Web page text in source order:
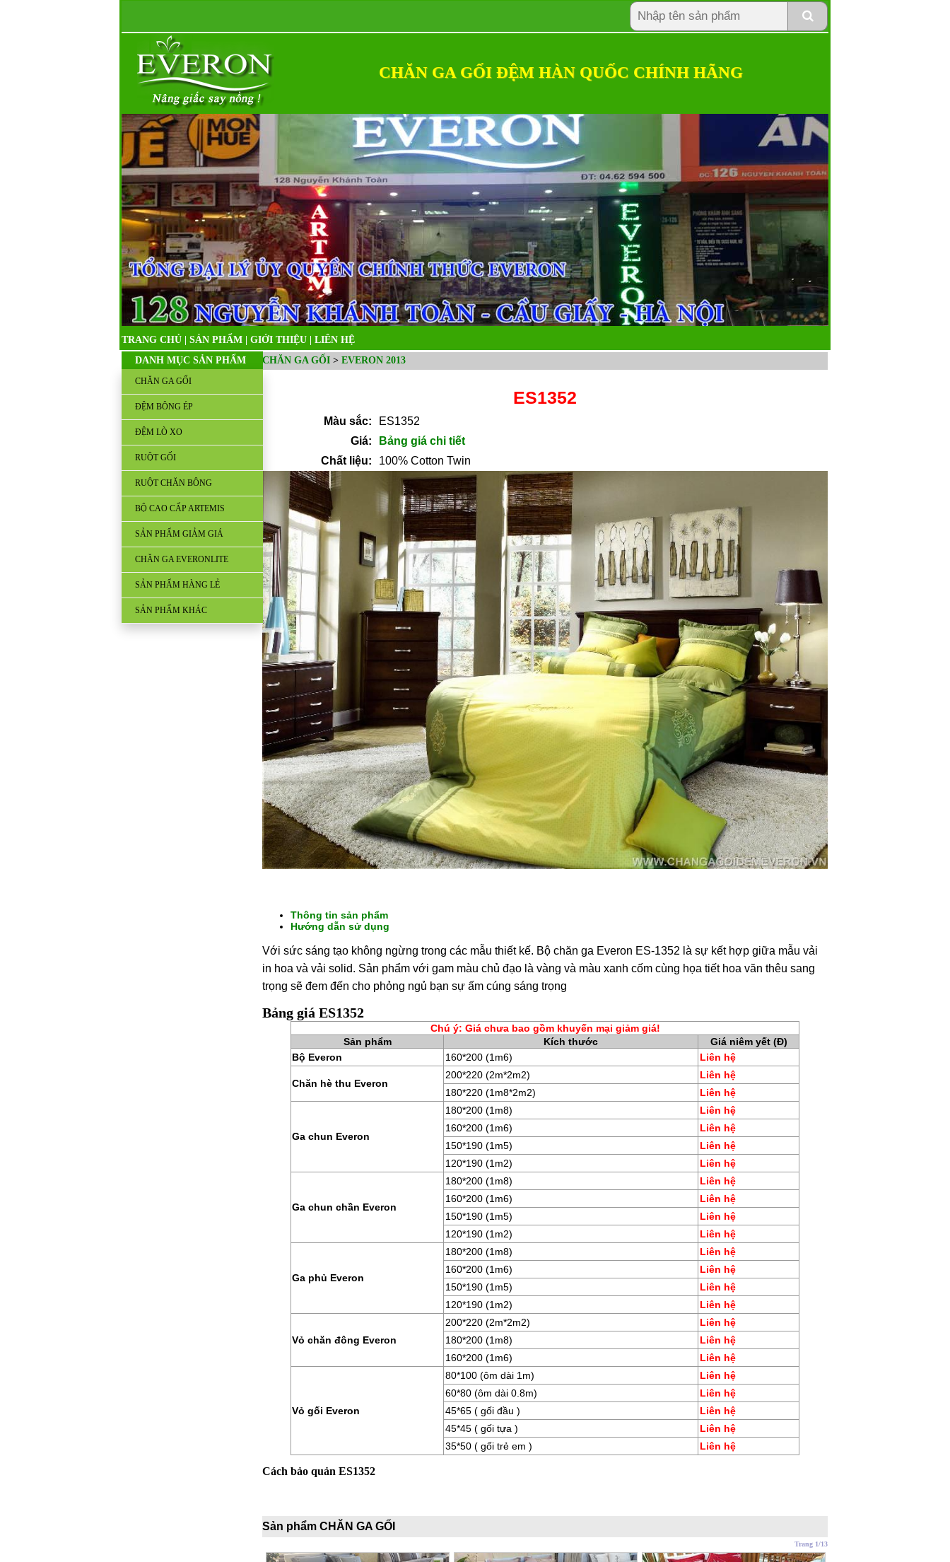
CHĂN GA GỐI ĐỆM HÀN QUỐC CHÍNH HÃNG
TRANG CHỦ SẢN PHẨM GIỚI THIỆU
LIÊN HỆ
DANH MỤC SẢN PHẨM
CHĂN GA GỐI
ĐỆM BÔNG ÉP
ĐỆM LÒ XO
RUỘT GỐI
RUỘT CHĂN BÔNG
BỘ CAO CẤP ARTEMIS
SẢN PHẨM GIẢM GIÁ
CHĂN GA EVERONLITE
SẢN PHẨM HÀNG LẺ
SẢN PHẨM KHÁC
CHĂN GA GỐI > EVERON 2013
ES1352
Màu sắc:
ES1352
Giá:
Bảng giá chi tiết
Chất liệu:
100% Cotton Twin
Thông tin sản phẩm
Hướng dẫn sử dụng
Với sức sáng tạo không ngừng trong các mẫu thiết kế. Bộ chăn ga Everon ES-1352 là sự kết hợp giữa mẫu vải
in hoa và vải solid. Sản phẩm với gam màu chủ đạo là vàng và màu xanh cốm cùng họa tiết hoa văn thêu sang
trọng sẽ đem đến cho phỏng ngủ bạn sự ấm cúng sáng trọng
Bảng giá ES1352
Chú ý: Giá chưa bao gồm khuyến mại giảm giá!
Sản phẩm
Kích thước
Giá niêm yết (Đ)
Bộ Everon
160*200 (1m6) Liên hệ
Chăn hè thu Everon
200*220 (2m*2m2)
Liên hệ
180*220 (1m8*2m2)
Liên hệ
Ga chun Everon
180*200 (1m8)
Liên hệ
160*200 (1m6)
Liên hệ
150*190 (1m5)
Liên hệ
120*190 (1m2)
Liên hệ
Ga chun chần Everon
180*200 (1m8)
Liên hệ
160*200 (1m6)
Liên hệ
150*190 (1m5)
Liên hệ
120*190 (1m2)
Liên hệ
Ga phủ Everon
180*200 (1m8)
Liên hệ
160*200 (1m6)
Liên hệ
150*190 (1m5)
Liên hệ
120*190 (1m2)
Liên hệ
Vỏ chăn đông Everon
200*220 (2m*2m2)
Liên hệ
180*200 (1m8)
Liên hệ
160*200 (1m6)
Liên hệ
Vỏ gối Everon
80*100 (ôm dài 1m)
Liên hệ
60*80 (ôm dài 0.8m)
Liên hệ
45*65 ( gối đầu )
Liên hệ
45*45 ( gối tựa )
Liên hệ
35*50 ( gối trẻ em )
Liên hệ
Cách bảo quản ES1352
Sản phẩm CHĂN GA GỐI
Trang 1/13